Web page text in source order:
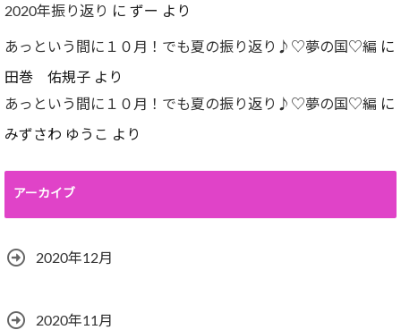
2020年振り返り に ずー より
あっという間に１０月！でも夏の振り返り♪♡夢の国♡編 に
田巻 佑規子 より
あっという間に１０月！でも夏の振り返り♪♡夢の国♡編 に
みずさわ ゆうこ より
アーカイブ
2020年12月
2020年11月